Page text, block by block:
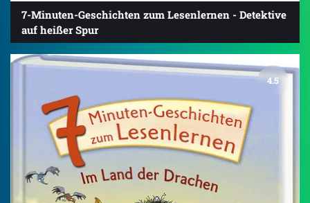
7-Minuten-Geschichten zum Lesenlernen - Detektive
auf heißer Spur
4.5